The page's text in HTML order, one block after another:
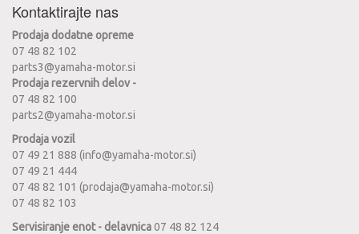
Kontaktirajte nas
Prodaja dodatne opreme
07 48 82 102
parts3@yamaha-motor.si
Prodaja rezervnih delov -
07 48 82 100
parts2@yamaha-motor.si
Prodaja vozil
07 49 21 888 (info@yamaha-motor.si)
07 49 21 444
07 48 82 101 (prodaja@yamaha-motor.si)
07 48 82 103
Servisiranje enot - delavnica07 48 82 124